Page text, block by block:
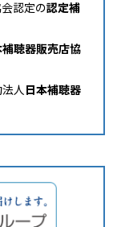
認定の認定補
補聴器販売店協
人 日本補聴器